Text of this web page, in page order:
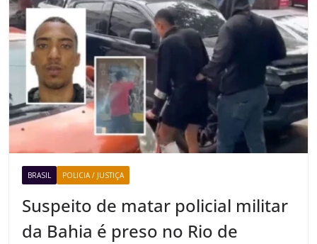
BRASIL POLICIA / JUSTIÇA
Suspeito de matar policial militar
da Bahia é preso no Rio de